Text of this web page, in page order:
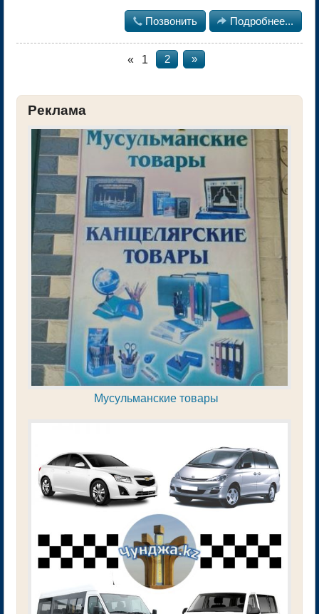
 Позвонить  Подробнее...
« 1 2 »
Реклама
Мусульманские товары